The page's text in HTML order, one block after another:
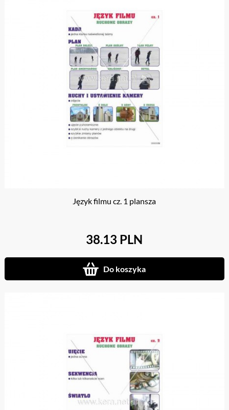
Język filmu cz. 1 plansza
38.13 PLN
Do koszyka